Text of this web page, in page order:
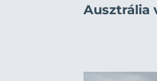
Ausztrália